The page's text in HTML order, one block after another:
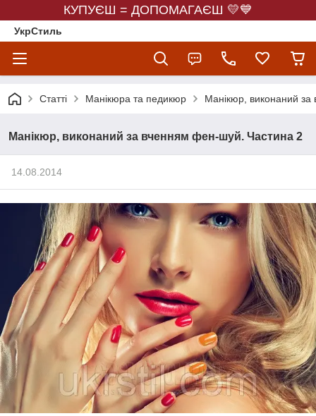
КУПУЄШ = ДОПОМАГАЄШ 💛💙
УкрСтиль
Статті Манікюра та педикюр Манікюр, виконаний
Манікюр, виконаний за вченням фен-шуй. Частина 2
14.08.2014